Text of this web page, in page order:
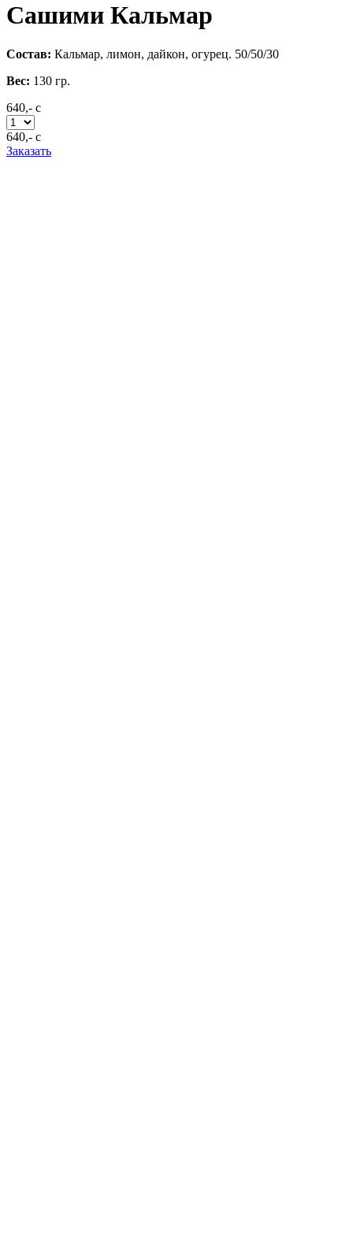
Сашими Кальмар
Состав: Кальмар, лимон, дайкон, огурец. 50/50/30
Вес: 130 гр.
640,- c
640,- c
Заказать